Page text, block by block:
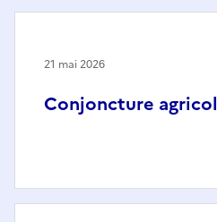
Conjoncture
21 mai 2026